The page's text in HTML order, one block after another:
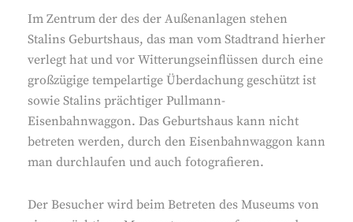
Im Zentrum der des der Außenanlagen stehen
Stalins Geburtshaus, das man vom Stadtrand hierher
verlegt hat und vor Witterungseinflüssen durch eine
großzügige tempelartige Überdachung geschützt ist
sowie Stalins prächtiger Pullmann-
Eisenbahnwaggon. Das Geburtshaus kann nicht
betreten werden, durch den Eisenbahnwaggon kann
man durchlaufen und auch fotografieren.
Der Besucher wird beim Betreten des Museums von